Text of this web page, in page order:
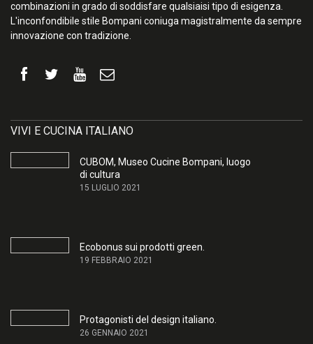
combinazioni in grado di soddisfare qualsiaisi tipo di esigenza.
L'inconfondibile stile Bompani coniuga magistralmente da sempre
innovazione con tradizione.
VIVI E CUCINA ITALIANO
CUBOM, Museo Cucine Bompani, luogo
di cultura
15 LUGLIO 2021
Ecobonus sui prodotti green.
19 FEBBRAIO 2021
Protagonisti del design italiano.
26 GENNAIO 2021